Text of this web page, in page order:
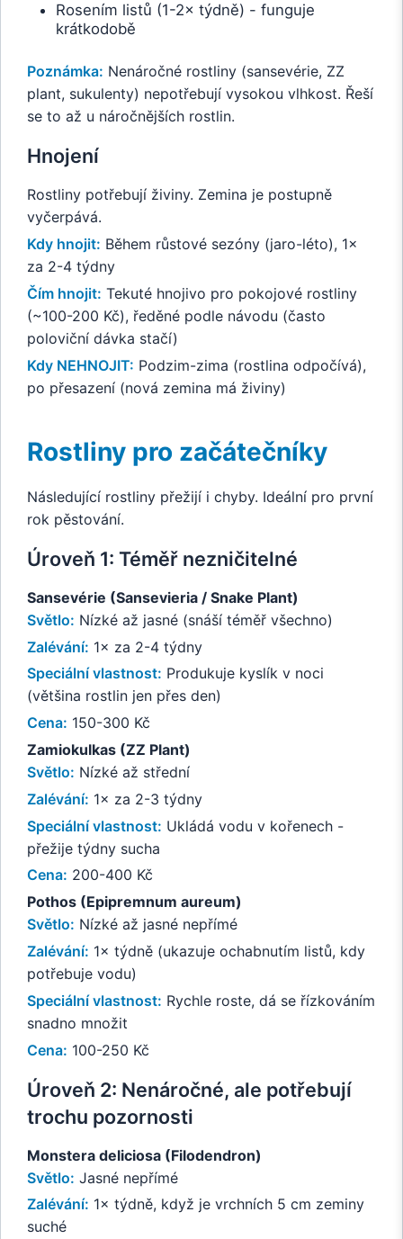
Rosením listů (1-2× týdně) - funguje
krátkodobě
Poznámka: Nenáročné rostliny (sansevérie, ZZ
plant, sukulenty) nepotřebují vysokou vlhkost. Řeší
se to až u náročnějších rostlin.
Hnojení
Rostliny potřebují živiny. Zemina je postupně
vyčerpává.
Kdy hnojit: Během růstové sezóny (jaro-léto), 1×
za 2-4 týdny
Čím hnojit: Tekuté hnojivo pro pokojové rostliny
(~100-200 Kč), ředěné podle návodu (často
poloviční dávka stačí)
Kdy NEHNOJIT: Podzim-zima (rostlina odpočívá),
po přesazení (nová zemina má živiny)
Rostliny pro začátečníky
Následující rostliny přežijí i chyby. Ideální pro první
rok pěstování.
Úroveň 1: Téměř nezničitelné
Sansevérie (Sansevieria / Snake Plant)
Světlo: Nízké až jasné (snáší téměř všechno)
Zalévání: 1× za 2-4 týdny
Speciální vlastnost: Produkuje kyslík v noci
(většina rostlin jen přes den)
Cena: 150-300 Kč
Zamiokulkas (ZZ Plant)
Světlo: Nízké až střední
Zalévání: 1× za 2-3 týdny
Speciální vlastnost: Ukládá vodu v kořenech -
přežije týdny sucha
Cena: 200-400 Kč
Pothos (Epipremnum aureum)
Světlo: Nízké až jasné nepřímé
Zalévání: 1× týdně (ukazuje ochabnutím listů, kdy
potřebuje vodu)
Speciální vlastnost: Rychle roste, dá se řízkováním
snadno množit
Cena: 100-250 Kč
Úroveň 2: Nenáročné, ale potřebují
trochu pozornosti
Monstera deliciosa (Filodendron)
Světlo: Jasné nepřímé
Zalévání: 1× týdně, když je vrchních 5 cm zeminy
suché